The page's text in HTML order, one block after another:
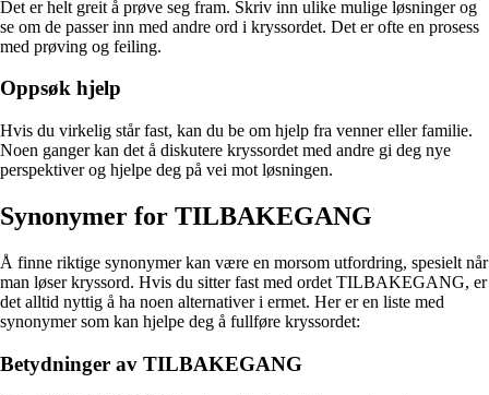
Det er helt greit å prøve seg fram. Skriv inn ulike mulige løsninger og
se om de passer inn med andre ord i kryssordet. Det er ofte en prosess
med prøving og feiling.
Oppsøk hjelp
Hvis du virkelig står fast, kan du be om hjelp fra venner eller familie.
Noen ganger kan det å diskutere kryssordet med andre gi deg nye
perspektiver og hjelpe deg på vei mot løsningen.
Synonymer for TILBAKEGANG
Å finne riktige synonymer kan være en morsom utfordring, spesielt når
man løser kryssord. Hvis du sitter fast med ordet TILBAKEGANG, er
det alltid nyttig å ha noen alternativer i ermet. Her er en liste med
synonymer som kan hjelpe deg å fullføre kryssordet:
Betydninger av TILBAKEGANG